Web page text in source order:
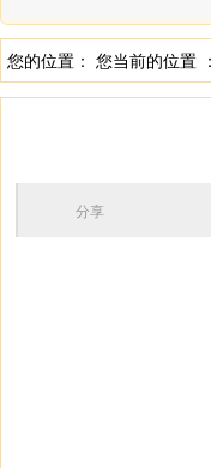
您的位置： 您当前的位置 ：
分享